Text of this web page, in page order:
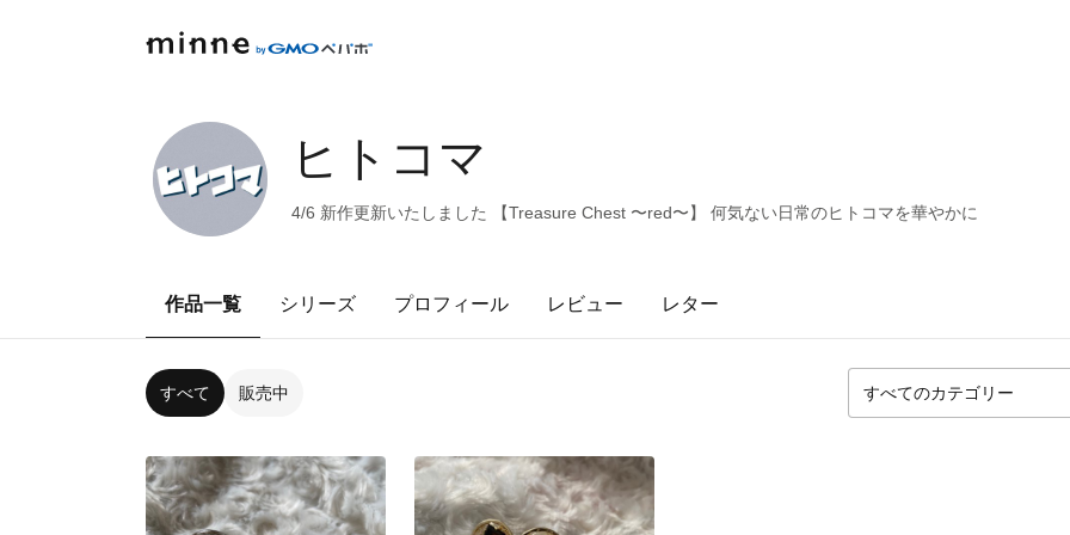
ヒトコマ
4/6 新作更新いたしました 【Treasure Chest 〜red〜】 何気ない日常のヒトコマを華やかに
作品一覧 シリーズ プロフィール レビュー レター
すべて 販売中